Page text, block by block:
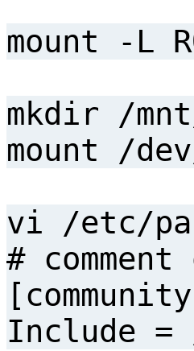
mount -L
mkdir /
mount /
vi /etc/
#
Include =